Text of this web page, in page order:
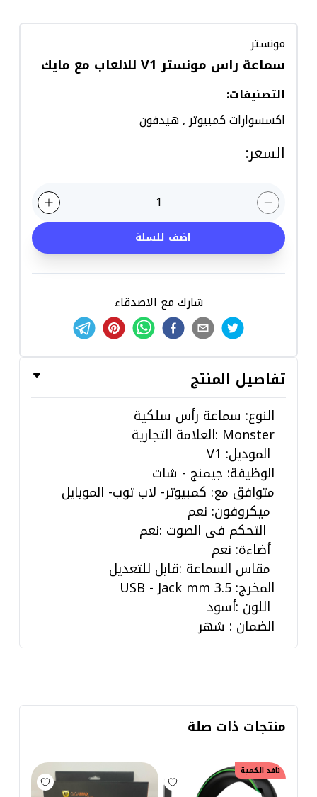
مونستر
سماعة راس مونستر V1 للالعاب مع مايك
التصنيفات:
اكسسوارات كمبيوتر,هيدفون
السعر:
1
اضف للسلة
شارك مع الاصدقاء
تفاصيل المنتج
النوع: سماعة رأس سلكية
Monster :العلامة التجارية
الموديل: V1
الوظيفة: جيمنج - شات
متوافق مع: كمبيوتر- لاب توب- الموبايل
ميكروفون: نعم
التحكم فى الصوت :نعم
أضاءة: نعم
مقاس السماعة :قابل للتعديل
المخرج:3.5 USB - Jack mm
اللون :أسود
الضمان : شهر
منتجات ذات صلة
نافد الكمية